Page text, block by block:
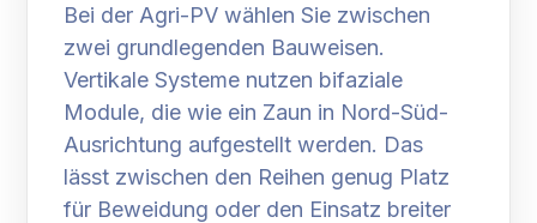
Bei der Agri-PV wählen Sie zwischen
zwei grundlegenden Bauweisen.
Vertikale Systeme nutzen bifaziale
Module, die wie ein Zaun in Nord-Süd-
Ausrichtung aufgestellt werden. Das
lässt zwischen den Reihen genug Platz
für Beweidung oder den Einsatz breiter